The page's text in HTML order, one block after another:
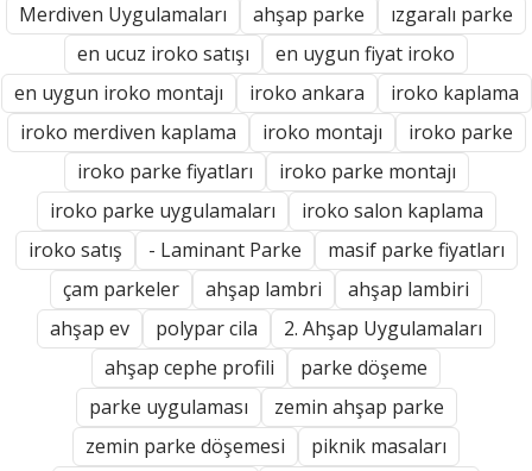
Merdiven Uygulamaları
ahşap parke
ızgaralı parke
en ucuz iroko satışı
en uygun fiyat iroko
en uygun iroko montajı
iroko ankara
iroko kaplama
iroko merdiven kaplama
iroko montajı
iroko parke
iroko parke fiyatları
iroko parke montajı
iroko parke uygulamaları
iroko salon kaplama
iroko satış
- Laminant Parke
masif parke fiyatları
çam parkeler
ahşap lambri
ahşap lambiri
ahşap ev
polypar cila
2. Ahşap Uygulamaları
ahşap cephe profili
parke döşeme
parke uygulaması
zemin ahşap parke
zemin parke döşemesi
piknik masaları